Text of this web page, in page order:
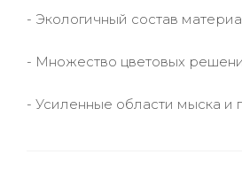
- Экологичный состав
- Множество цветовых
- Усиленные области мыска и